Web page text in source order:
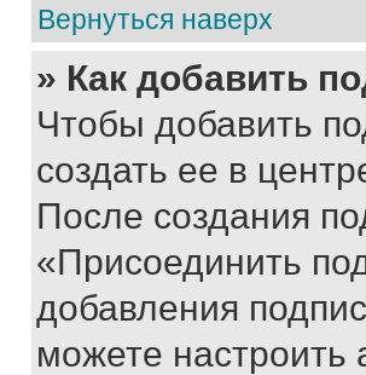
Вернуться наверх
» Как добавить
Чтобы добавить
создать ее в
После создания
«Присоединить
добавления
можете настроить